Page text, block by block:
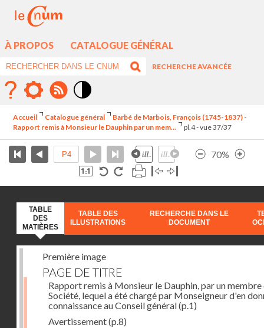
À PROPOS CATALOGUE GÉNÉRAL
RECHERCHE AVANCÉE
élévé
Accueil Catalogue général
Barbé de Marbois, François (1745-1837) -
Rapport remis à Monsieur le Dauphin par un mem...
pl.4 - vue 37/37
70%
TABLE
DES
MATIÈRES
TABLE DES
ILLUSTRATIONS
RECHERCHE DANS LE
DOCUMENT
Première image
PAGE DE TITRE
Rapport remis à Monsieur le Dauphin, par un membre
Société, lequel a été chargé par Monseigneur d'en
connaissance au Conseil général(p.1)
Avertissement(p.8)